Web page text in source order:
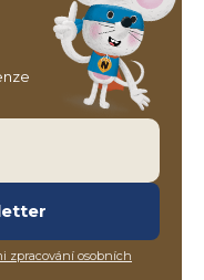
zpracování osobních